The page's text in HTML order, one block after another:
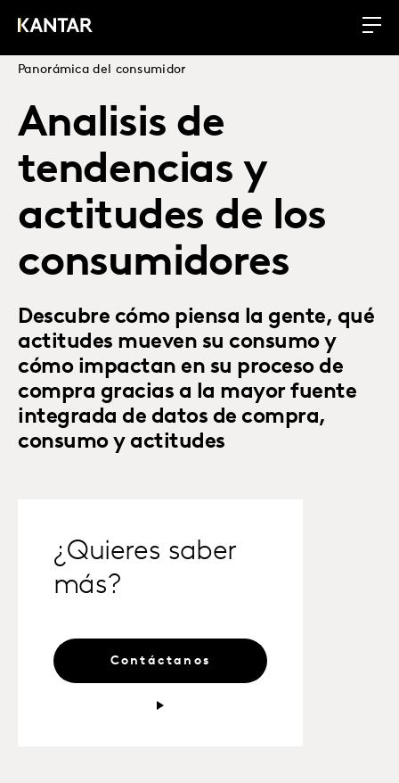
Panorámica del consumidor
Analisis de
tendencias y
actitudes de los
consumidores
Descubre cómo piensa la gente, qué
actitudes mueven su consumo y
cómo impactan en su proceso de
compra gracias a la mayor fuente
integrada de datos de compra,
consumo y actitudes
¿Quieres saber
más?
Contáctanos